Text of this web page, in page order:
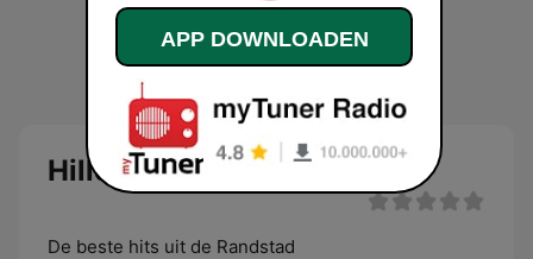
Hillegom Radio
De beste hits uit de Randstad
APP DOWNLOADEN